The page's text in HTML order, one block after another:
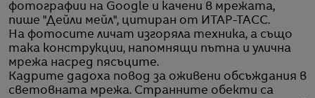
фотографии на Google и качени в мрежата,
пише "Дейли мейл", цитиран от ИТАР-ТАСС.
На фотосите личат изгоряла техника, а също
така конструкции, напомнящи пътна и улична
мрежа насред пясъците.
Кадрите дадоха повод за оживени обсъждания в
световната мрежа. Странните обекти са